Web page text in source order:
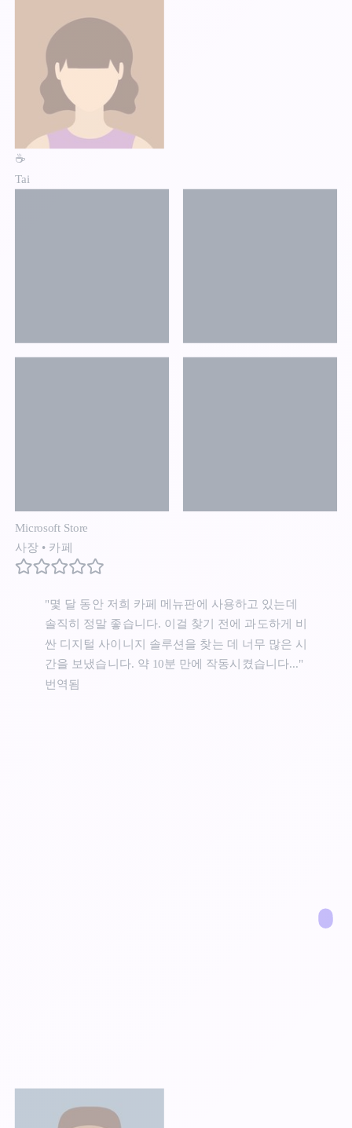
☕
Tai
Microsoft Store
사장 • 카페
"몇 달 동안 저희 카페 메뉴판에 사용하고 있는데
솔직히 정말 좋습니다. 이걸 찾기 전에 과도하게 비
싼 디지털 사이니지 솔루션을 찾는 데 너무 많은 시
간을 보냈습니다. 약 10분 만에 작동시켰습니다..."
번역됨